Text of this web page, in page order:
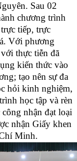
Sau 02
chương trình
tiếp, trực
Với phương
thực tiễn đã
kiến thức vào
tạo nên sự đa
hỏi kinh nghiệm,
học tập và rèn
nhận đạt loại
nhận Giấy khen
Minh.